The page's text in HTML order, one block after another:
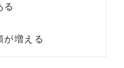
る
が増える